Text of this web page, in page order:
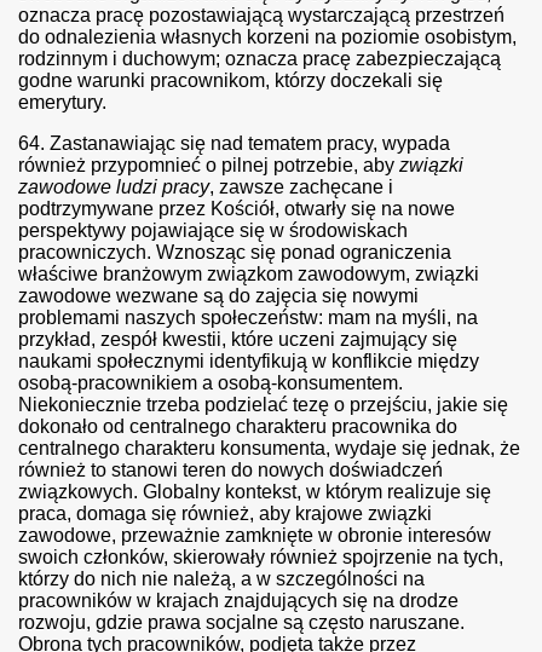
oznacza pracę pozostawiającą wystarczającą przestrzeń
do odnalezienia własnych korzeni na poziomie osobistym,
rodzinnym i duchowym; oznacza pracę zabezpieczającą
godne warunki pracownikom, którzy doczekali się
emerytury.
64. Zastanawiając się nad tematem pracy, wypada
również przypomnieć o pilnej potrzebie, aby związki
zawodowe ludzi pracy, zawsze zachęcane i
podtrzymywane przez Kościół, otwarły się na nowe
perspektywy pojawiające się w środowiskach
pracowniczych. Wznosząc się ponad ograniczenia
właściwe branżowym związkom zawodowym, związki
zawodowe wezwane są do zajęcia się nowymi
problemami naszych społeczeństw: mam na myśli, na
przykład, zespół kwestii, które uczeni zajmujący się
naukami społecznymi identyfikują w konflikcie między
osobą-pracownikiem a osobą-konsumentem.
Niekoniecznie trzeba podzielać tezę o przejściu, jakie się
dokonało od centralnego charakteru pracownika do
centralnego charakteru konsumenta, wydaje się jednak, że
również to stanowi teren do nowych doświadczeń
związkowych. Globalny kontekst, w którym realizuje się
praca, domaga się również, aby krajowe związki
zawodowe, przeważnie zamknięte w obronie interesów
swoich członków, skierowały również spojrzenie na tych,
którzy do nich nie należą, a w szczególności na
pracowników w krajach znajdujących się na drodze
rozwoju, gdzie prawa socjalne są często naruszane.
Obrona tych pracowników, podjęta także przez
kobiet - tekst